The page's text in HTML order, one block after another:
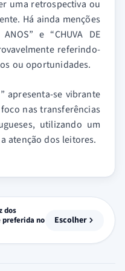
uma retrospectiva ou
Há ainda menções
e “CHUVA DE
referindo-
ou oportunidades.
apresenta-se vibrante
nas transferências
utilizando um
atenção dos leitores.
dos
preferida no
Escolher